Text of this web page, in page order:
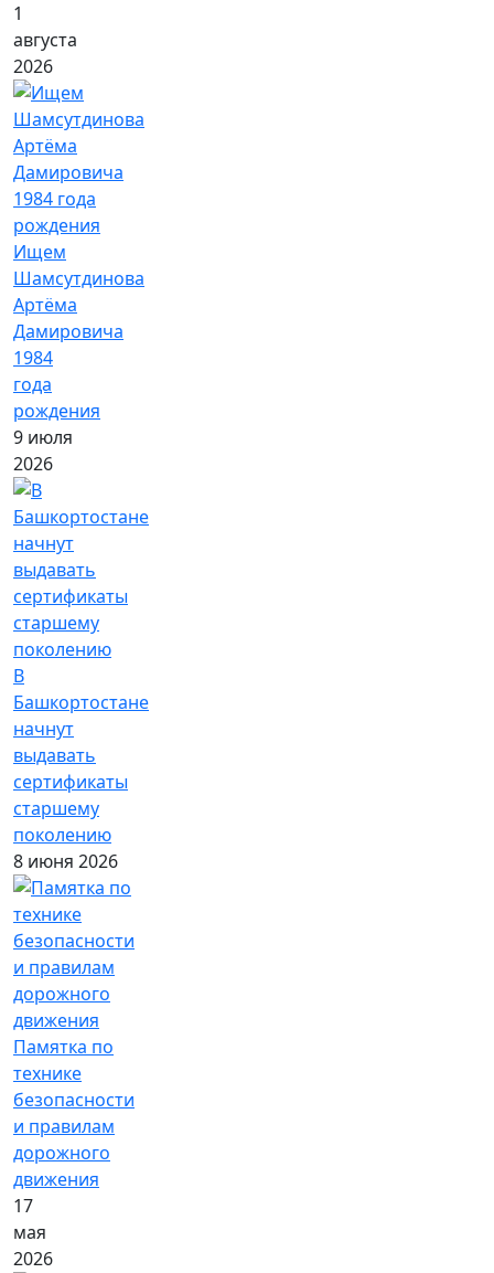
1
августа
2026
Ищем
Шамсутдинова
Артёма
Дамировича
1984
года
рождения
9 июля
2026
В
Башкортостане
начнут
выдавать
сертификаты
старшему
поколению
8 июня 2026
Памятка по
технике
безопасности
и правилам
дорожного
движения
17
мая
2026